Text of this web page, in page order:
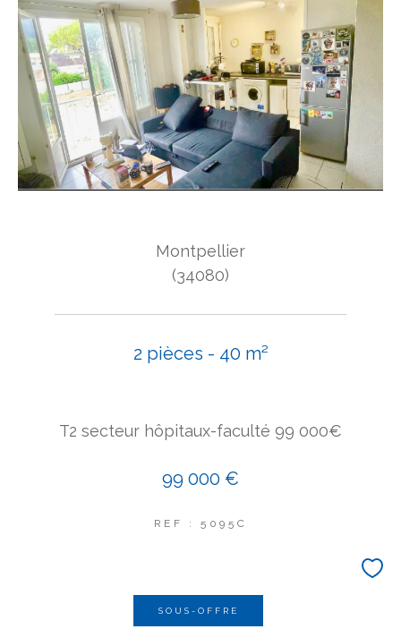
Montpellier
(34080)
2 pièces - 40 m²
T2 secteur hôpitaux-faculté 99 000€
99 000 €
REF : 5095C
SOUS-OFFRE